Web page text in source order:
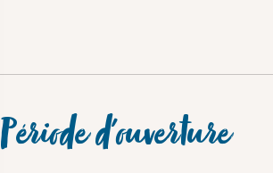
Période d'ouverture